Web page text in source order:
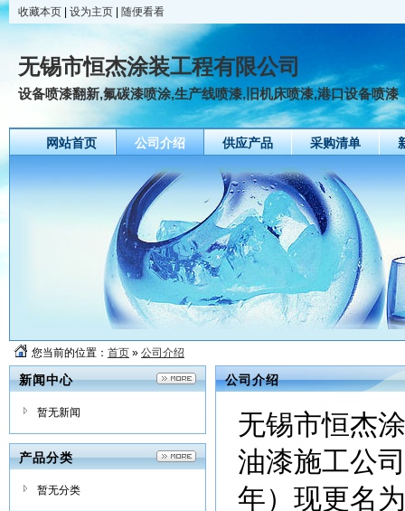
收藏本页 设为主页 随便看看
无锡市恒杰涂装工程有限公司
设备喷漆翻新,氟碳漆喷涂,生产线喷漆,旧机床喷漆,港口设备喷漆
网站首页 公司介绍 供应产品 采购清单
您当前的位置： 首页 » 公司介绍
新闻中心
暂无新闻
产品分类
暂无分类
公司介绍
无锡市恒杰
油漆施工公
年）现更名